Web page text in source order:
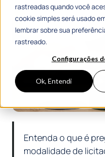
rastreadas quando você
cookie simples será usado
lembrar sobre sua
rastreado.
Configurações
Ok, Entendi
Entenda o que é
modalidade de